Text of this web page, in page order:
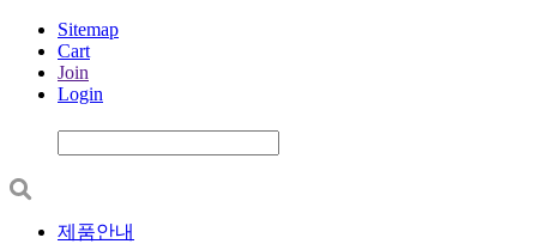
Sitemap
Cart
Join
Login
제품안내